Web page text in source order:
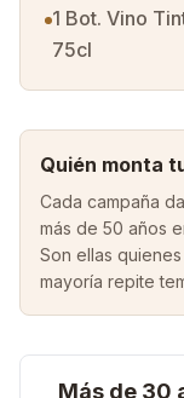
1 Bot. Vino
75cl
Quién monta
Cada campaña
más de 50 años
Son ellas
mayoría repite
Más de 30